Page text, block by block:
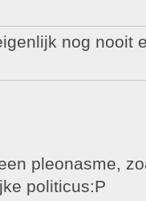
nog nooit
pleonasme,
politicus:P